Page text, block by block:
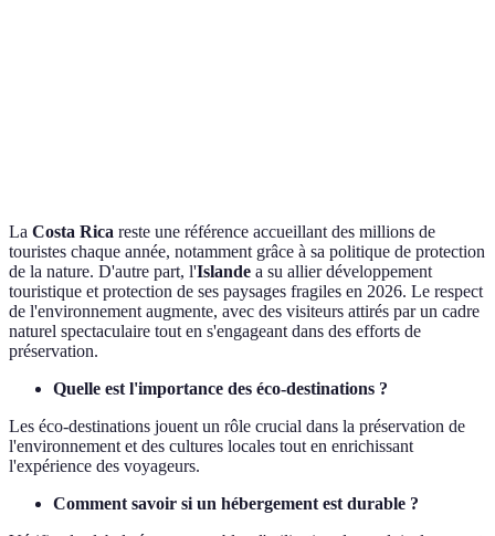
La Costa Rica reste une référence accueillant des millions de
touristes chaque année, notamment grâce à sa politique de protection
de la nature. D'autre part, l'Islande a su allier développement
touristique et protection de ses paysages fragiles en 2026. Le respect
de l'environnement augmente, avec des visiteurs attirés par un cadre
naturel spectaculaire tout en s'engageant dans des efforts de
préservation.
Quelle est l'importance des éco-destinations ?
Les éco-destinations jouent un rôle crucial dans la préservation de
l'environnement et des cultures locales tout en enrichissant
l'expérience des voyageurs.
Comment savoir si un hébergement est durable ?